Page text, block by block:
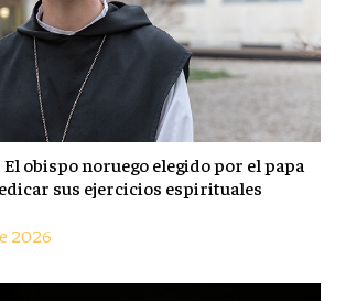
obispo noruego elegido por el papa
sus ejercicios espirituales
2026